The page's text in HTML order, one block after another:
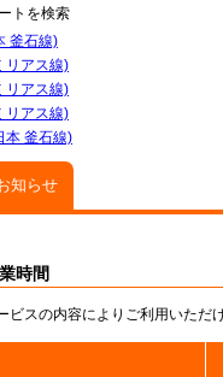
トを検索
釜石線)
リアス線)
リアス線)
リアス線)
本 釜石線)
知らせ
時間
ビスの内容によりご利用いただ